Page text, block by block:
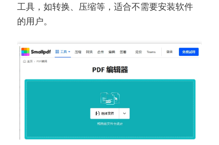
工具，如转换、压缩等，适合不需要安装软件
的用户。